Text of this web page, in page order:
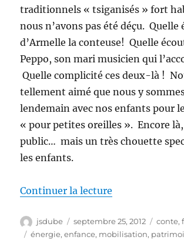
traditionnels « tsiganisés » fort
nous n’avons pas été déçu. Quelle
d’Armelle la conteuse! Quelle
Peppo, son mari musicien qui
Quelle complicité ces deux-là !
tellement aimé que nous y
lendemain avec nos enfants pour
« pour petites oreilles ». Encore
public… mais un très chouette
les enfants.
Continuer la lecture
Auteur
jsdube
Publié
le
septembre 25, 2012 conte,
Étiquettes
énergie,enfance, mobilisation,